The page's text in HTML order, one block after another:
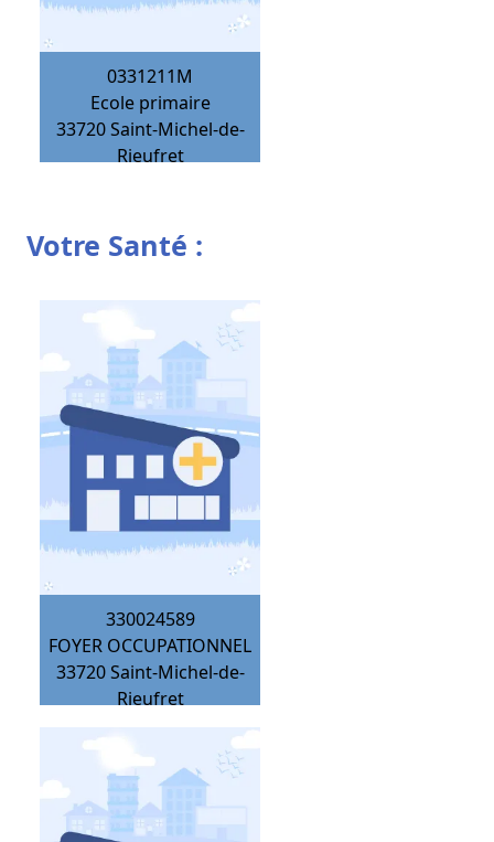
0331211M
Ecole primaire
33720 Saint-Michel-de-
Rieufret
Votre Santé :
330024589
FOYER OCCUPATIONNEL
33720 Saint-Michel-de-
Rieufret